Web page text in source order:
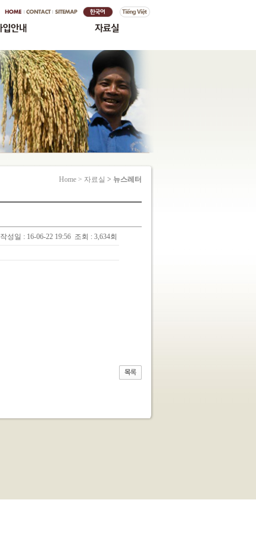
Home > 자료실 > 뉴스레터
작성일 : 16-06-22 19:56 조회 : 3,634회